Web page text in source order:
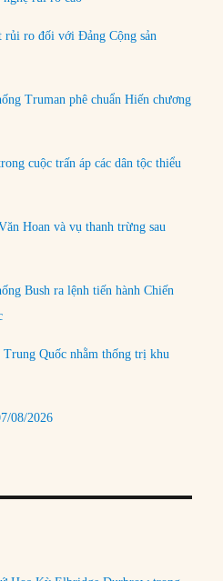
rủi ro đối với Đảng Cộng sản
Truman phê chuẩn Hiến chương
cuộc trấn áp các dân tộc thiểu
Hoan và vụ thanh trừng sau
Bush ra lệnh tiến hành Chiến
Trung Quốc nhằm thống trị khu
08/2026